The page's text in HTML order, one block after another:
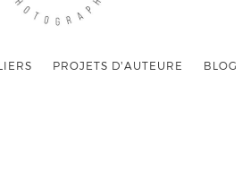
PROJETS D’AUTEURE BLOG